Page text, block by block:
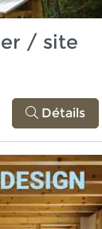
/ site
Détails